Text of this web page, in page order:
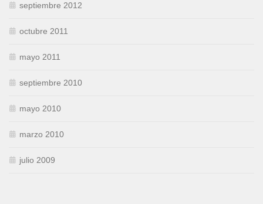
septiembre 2012
octubre 2011
mayo 2011
septiembre 2010
mayo 2010
marzo 2010
julio 2009